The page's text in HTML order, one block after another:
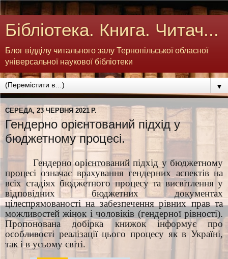
Бібліотека. Книга. Читач...
Блог відділу читального залу Тернопільської обласної
універсальної наукової бібліотеки
▼
СЕРЕДА, 23 ЧЕРВНЯ 2021 Р.
Гендерно орієнтований підхід у
бюджетному процесі.
Гендерно орієнтований підхід у бюджетному
процесі означає врахування гендерних аспектів на
всіх стадіях бюджетного процесу та висвітлення у
відповідних бюджетних документах
цілеспрямованості на забезпечення рівних прав та
можливостей жінок і чоловіків (гендерної рівності).
Пропонована добірка книжок інформує про
особливості реалізації цього процесу як в Україні,
так і в усьому світі.